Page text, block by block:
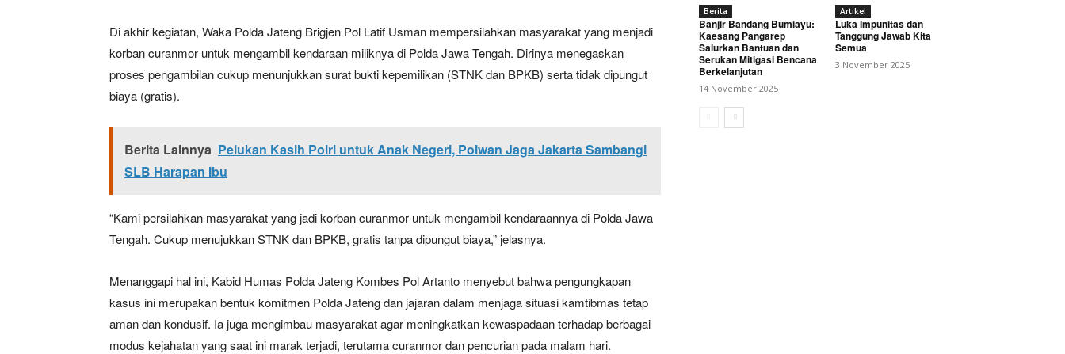
Berita Lainnya Reskrim Polsek Wonopringgo Berhasil Fasilitasi Perdamaian Kasus Penganiayaan Ringan
Di akhir kegiatan, Waka Polda Jateng Brigjen Pol Latif Usman mempersilahkan masyarakat yang menjadi
korban curanmor untuk mengambil kendaraan miliknya di Polda Jawa Tengah. Dirinya menegaskan
proses pengambilan cukup menunjukkan surat bukti kepemilikan (STNK dan BPKB) serta tidak dipungut
biaya (gratis).
Berita Lainnya Pelukan Kasih Polri untuk Anak Negeri, Polwan Jaga Jakarta Sambangi
SLB Harapan Ibu
“Kami persilahkan masyarakat yang jadi korban curanmor untuk mengambil kendaraannya di Polda Jawa
Tengah. Cukup menujukkan STNK dan BPKB, gratis tanpa dipungut biaya,” jelasnya.
Menanggapi hal ini, Kabid Humas Polda Jateng Kombes Pol Artanto menyebut bahwa pengungkapan
kasus ini merupakan bentuk komitmen Polda Jateng dan jajaran dalam menjaga situasi kamtibmas tetap
aman dan kondusif. Ia juga mengimbau masyarakat agar meningkatkan kewaspadaan terhadap berbagai
modus kejahatan yang saat ini marak terjadi, terutama curanmor dan pencurian pada malam hari.
Berita
Banjir Bandang Bumiayu:
Kaesang Pangarep
Salurkan Bantuan dan
Serukan Mitigasi Bencana
Berkelanjutan
14 November 2025
Artikel
Luka Impunitas dan
Tanggung Jawab Kita
Semua
3 November 2025